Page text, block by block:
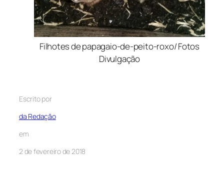
Filhotes de papagaio-de-peito-roxo/ Fotos
Divulgação
Escrito por
da Redação
em
2 de fevereiro de 2018